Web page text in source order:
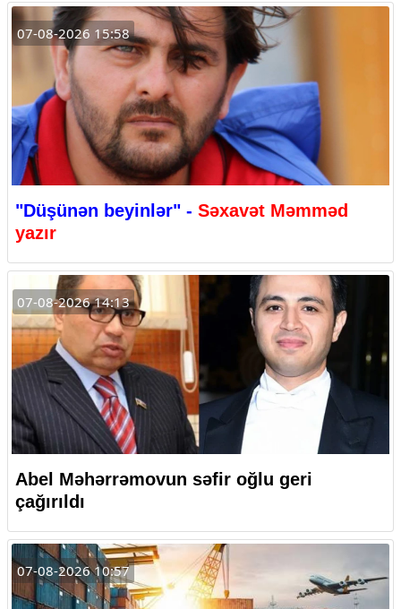
07-08-2026 15:58
"Düşünən beyinlər" - Səxavət Məmməd
yazır
07-08-2026 14:13
Abel Məhərrəmovun səfir oğlu geri
çağırıldı
07-08-2026 10:57